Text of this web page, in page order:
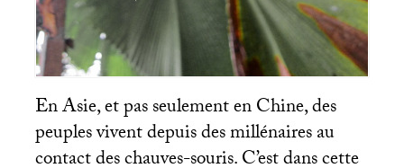
En Asie, et pas seulement en Chine, des
peuples vivent depuis des millénaires au
contact des chauves-souris. C’est dans cette